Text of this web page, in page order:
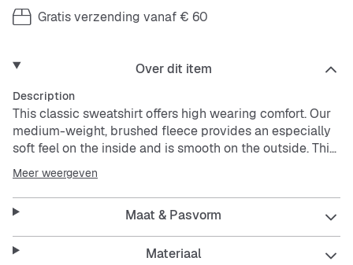
Gratis verzending vanaf € 60
Over dit item
Description
This classic sweatshirt offers high wearing comfort. Our
medium-weight, brushed fleece provides an especially
soft feel on the inside and is smooth on the outside. This
way, you enjoy cozy comfort and a structured shape.
The retro branding and contrasting color accents give
you a street-ready style.
Meer weergeven
Maat & Pasvorm
Materiaal